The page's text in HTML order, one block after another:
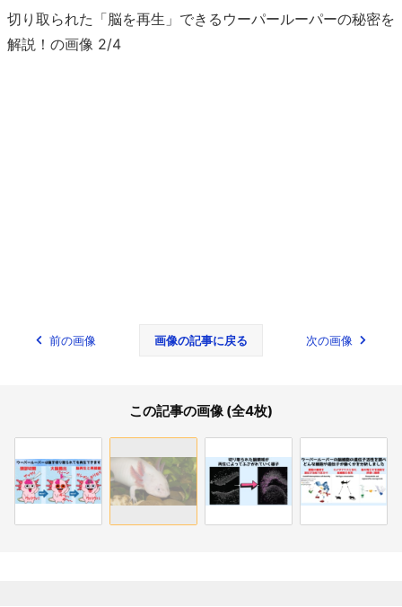
切り取られた「脳を再生」できるウーパールーパーの秘密を
解説！の画像 2/4
前の画像 画像の記事に戻る 次の画像
この記事の画像 (全4枚)